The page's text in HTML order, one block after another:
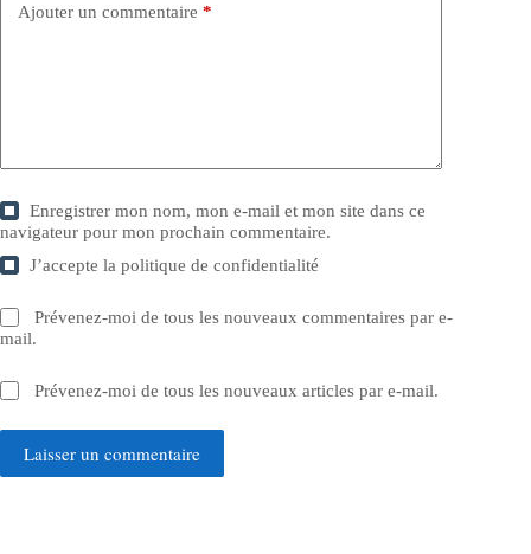
Ajouter un commentaire *
Enregistrer mon nom, mon e-mail et mon site dans ce
navigateur pour mon prochain commentaire.
J’accepte lapolitique de confidentialité
Prévenez-moi de tous les nouveaux commentaires par e-
mail.
Prévenez-moi de tous les nouveaux articles par e-mail.
Laisser un commentaire